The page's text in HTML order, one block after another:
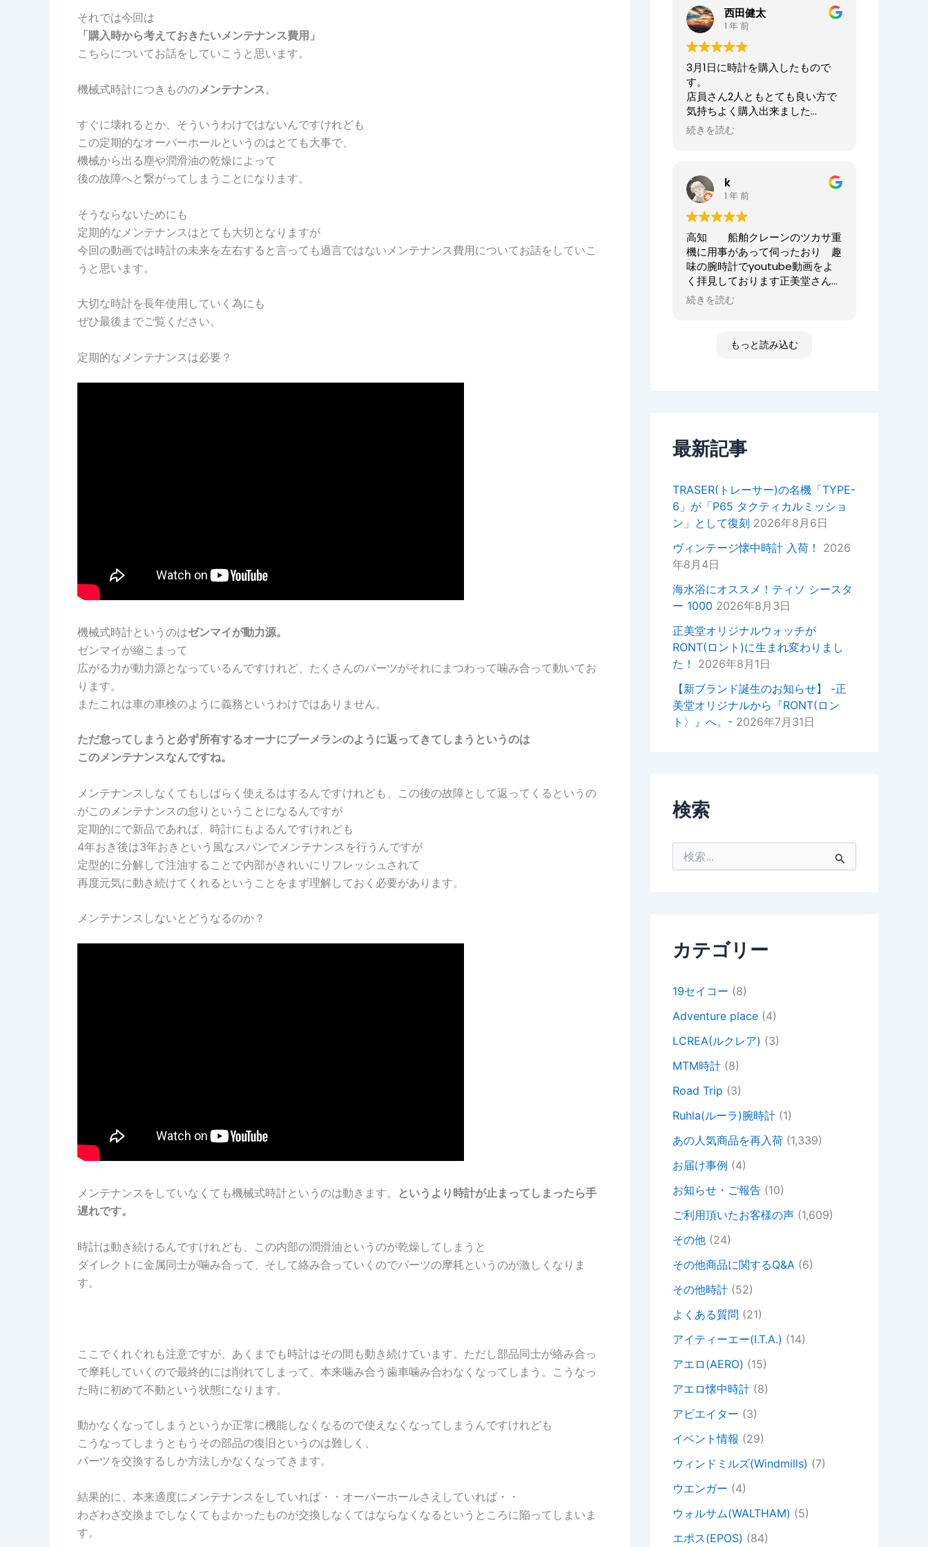
それでは今回は
「購入時から考えておきたいメンテナンス費用」
こちらについてお話をしていこうと思います。
機械式時計につきもののメンテナンス 。
すぐに壊れるとか、そういうわけではないんですけれども
この定期的なオーバーホールというのはとても大事で、
機械から出る塵や潤滑油の乾燥によって
後の故障へと繋がってしまうことになります。
そうならないためにも
定期的なメンテナンスはとても大切となりますが
今回の動画では時計の未来を左右すると言っても過言ではないメンテナンス費用についてお話をしていこ
うと思います。
大切な時計を長年使用していく為にも
ぜひ最後までご覧ください。
定期的なメンテナンスは必要？
機械式時計というのはゼンマイが動力源。
ゼンマイが縮こまって
広がる力が動力源となっているんですけれど、たくさんのパーツがそれにまつわって噛み合って動いてお
ります。
またこれは車の車検のように義務というわけではありません。
ただ怠ってしまうと必ず所有するオーナにブーメランのように返ってきてしまうというのは
このメンテナンスなんですね。
メンテナンスしなくてもしばらく使えるはするんですけれども、この後の故障として返ってくるというの
がこのメンテナンスの怠りということになるんですが
定期的にで新品であれば、時計にもよるんですけれども
4年おき後は3年おきという風なスパンでメンテナンスを行うんですが
定型的に分解して注油することで内部がきれいにリフレッシュされて
再度元気に動き続けてくれるということをまず理解しておく必要があります。
メンテナンスしないとどうなるのか？
メンテナンスをしていなくても機械式時計というのは動きます。
というより時計が止まってしまったら手
遅れです。
時計は動き続けるんですけれども、この内部の潤滑油というのが乾燥してしまうと
ダイレクトに金属同士が噛み合って、そして絡み合っていくのでパーツの摩耗というのが激しくなりま
す。
ここでくれぐれも注意ですが、あくまでも時計はその間も動き続けています。ただし部品同士が絡み合っ
で摩耗していくので最終的には削れてしまって、本来噛み合う歯車噛み合わなくなってしまう。こうなっ
た時に初めて不動という状態になります。
動かなくなってしまうというか正常に機能しなくなるので使えなくなってしまうんですけれども
こうなってしまうともうその部品の復旧というのは難しく、
パーツを交換するしか方法しかなくなってきます。
結果的に、本来適度にメンテナンスをしていれば・・オーバーホールさえしていれば・・
わざわざ交換までしなくてもよかったものが交換しなくてはならなくなるというところに陥ってしまいま
す。
ませ。
正美堂時計店でございます。
この度は大切な時計の修理をお任
せいただき誠にありがとうござい
ます。
また、嬉しい口コミも誠にありが
とうございます！！
何度も来ていただき申し訳ござい
ませんでした。
ル等、永くお付き合いいただけま
すと幸いです。
どうぞよろしくお願いいたしま
す。
正美堂時計店スタッフ
西田健太
1 年 前
3月1日に時計を購入したもので
す。
店員さん2人ともとても良い方で
気持ちよく購入出来ました
ありがとうございました
この度は数ある時計店の中から当
店へご来店いただき誠にありがと
うございました。
また、嬉しいまで、誠に口コミい
ただきありがとうございます。
大切な時計選びにお立ち会いでき
てとても嬉しかったです
またベルトのサイズが合わなくな
正美堂スタッフ
続きを読む
k
1 年 前
高知 船舶クレーンのツカサ重
機に用事があって伺ったおり 趣
味の腕時計でyoutube動画をよ
く拝見しております正美堂さん
へ 冷やかしで伺ってしまいまし
た ゴメンなさい 小心者ですか
な時間でした
高知 あと何回伺う事があるだ
セイコーのオートクォーツ 褒め
てもらえた！
オーナーからの返信
k様
この度は嬉しい評価をいただき誠
にありがとうございます。
YouTubeの動画もご覧いただい
ているとのことで、スタッフ一同
大変嬉しい気持ちでございます。
次お越しの際はぜひお話しさせて
いただきたいので宜しければお声
掛けいただけると幸いでございま
す。
今後ともどうぞよろしくお願いい
たします。
正美堂時計店スタッフ
続きを読む
もっと読み込む
最新記事
TRASER(トレーサー)の名機「TYPE-
6」が「P65 タクティカルミッショ
ン」として復刻 2026年8月6日
ヴィンテージ懐中時計 入荷！
2026
年8月4日
海水浴にオススメ！ティソ シースタ
ー 1000 2026年8月3日
正美堂オリジナルウォッチが
RONT(ロント)に生まれ変わりまし
た！
2026年8月1日
【新ブランド誕生のお知らせ】 -正
美堂オリジナルから『RONT(ロン
ト〉』へ。- 2026年7月31日
検索
カテゴリー
19セイコー (8)
Adventure place (4)
LCREA(ルクレア) (3)
MTM時計 (8)
Road Trip (3)
Ruhla(ルーラ)腕時計 (1)
あの人気商品を再入荷 (1,339)
お届け事例 (4)
お知らせ・ご報告 (10)
ご利用頂いたお客様の声 (1,609)
その他 (24)
その他商品に関するQ&A (6)
その他時計 (52)
よくある質問 (21)
アイティーエー(I.T.A.) (14)
アエロ(AERO) (15)
アエロ懐中時計 (8)
アビエイター (3)
イベント情報 (29)
ウィンドミルズ(Windmills) (7)
ウエンガー (4)
ウォルサム(WALTHAM) (5)
エポス(EPOS) (84)